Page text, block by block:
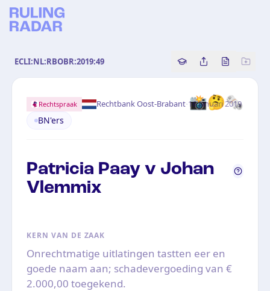
ECLI:NL:RBOBR:2019:49 Copy source
Share this
Bekijk
📸🤔🗞️
Rechtspraak Rechtbank Oost-Brabant·16 januari 2019
BN'ers
Patricia Paay v Johan
Vlemmix
KERN VAN DE ZAAK
Onrechtmatige uitlatingen tastten eer en
goede naam aan; schadevergoeding van €
2.000,00 toegekend.